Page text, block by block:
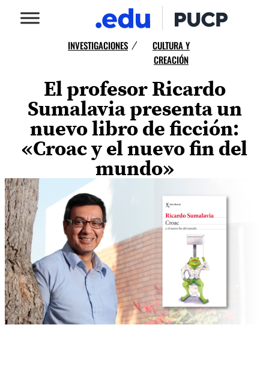
INVESTIGACIONES /
CULTURA Y
CREACIÓN
El profesor Ricardo
Sumalavia presenta un
nuevo libro de ficción:
«Croac y el nuevo fin del
mundo»